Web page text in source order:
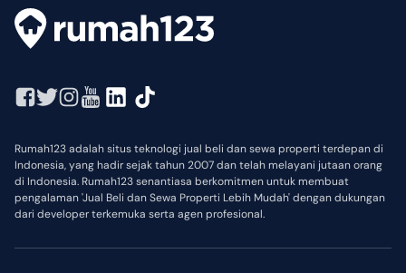
Rumah123 adalah situs teknologi jual beli dan sewa properti terdepan di
Indonesia, yang hadir sejak tahun 2007 dan telah melayani jutaan orang
di Indonesia. Rumah123 senantiasa berkomitmen untuk membuat
pengalaman 'Jual Beli dan Sewa Properti Lebih Mudah' dengan dukungan
dari developer terkemuka serta agen profesional.